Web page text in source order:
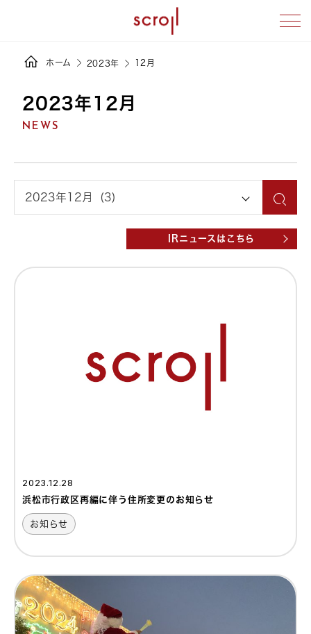
ホーム 2023年 12月
2023年12月
NEWS
IRニュースはこちら
2023.12.28
浜松市行政区再編に伴う住所変更のお知らせ
お知らせ